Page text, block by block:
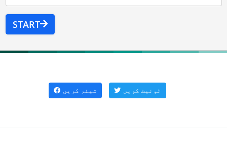
START
شیئر کریں ٹوئیٹ کریں